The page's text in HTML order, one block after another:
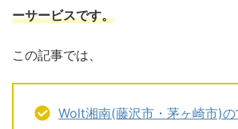
ーサービスです。
この記事では、
Wolt湘南(藤沢市・茅ヶ崎市)